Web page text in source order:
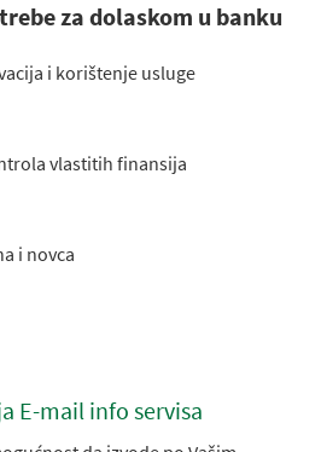
za dolaskom u banku
i korištenje usluge
vlastitih finansija
i novca
E-mail info servisa